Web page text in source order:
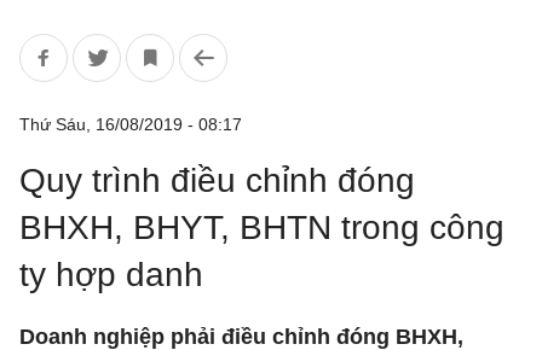
Thứ Sáu, 16/08/2019 - 08:17
Quy trình điều chỉnh đóng
BHXH, BHYT, BHTN trong công
ty hợp danh
Doanh nghiệp phải điều chỉnh đóng BHXH,